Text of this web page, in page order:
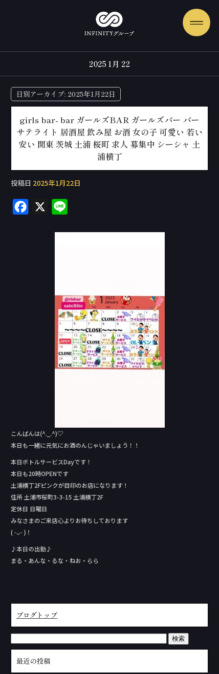
2025 1月 22
日別アーカイブ: 2025年1月22日
girls bar- bar ガールズBAR ガールズバー バー
サテライト 居酒屋 飲み屋 お酒 女の子 可愛い 若い
安い 関東 茨城 土浦 桜町 求人 募集中 シーシャ 土
浦横丁
投稿日 2025年1月22日
F X
e
こんばんは(^._.^)♡
本日も一緒に元気にお酒のんじゃいましょう！！
本日ボトルサービスDay‬です！
本日も20時OPENです
土浦横丁2Fピンクが目印のお店になります！
住所 土浦市桜町3-3-15 土浦横丁2F
定休日 日曜日
みなさまのご来店心よりお待ちしております
( ᵕᴗᵕ )！
♪本日の出勤♪
まる・あんな・るな・ねお・らら
ブログトップ
最近の投稿